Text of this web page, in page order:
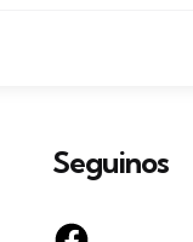
Seguinos
Facebook